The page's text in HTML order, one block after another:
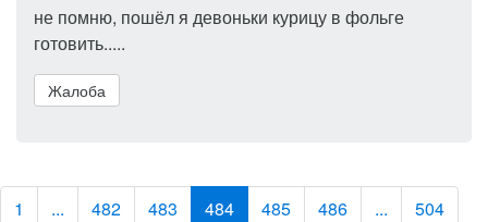
не помню, пошёл я девоньки курицу в фольге
готовить.....
Жалоба
1 ... 482 483 484 485 486 ... 504